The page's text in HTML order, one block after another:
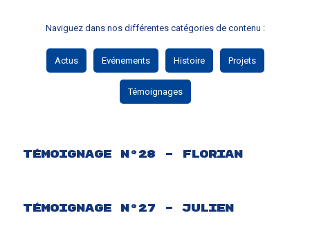
Naviguez dans nos différentes catégories de contenu :
Actus Evénements Histoire Projets
Témoignages
Témoignage N°28 – Florian
Témoignage N°27 – Julien